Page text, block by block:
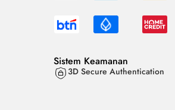
Sistem Keamanan
3D Secure Authentication